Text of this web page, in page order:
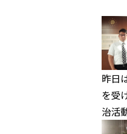
昨日
を受
治活